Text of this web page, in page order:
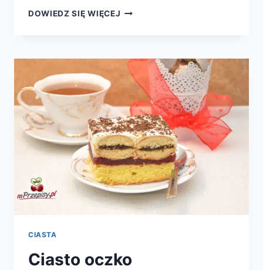
DOWIEDZ SIĘ WIĘCEJ BABKA
CIASTA
Ciasto oczko